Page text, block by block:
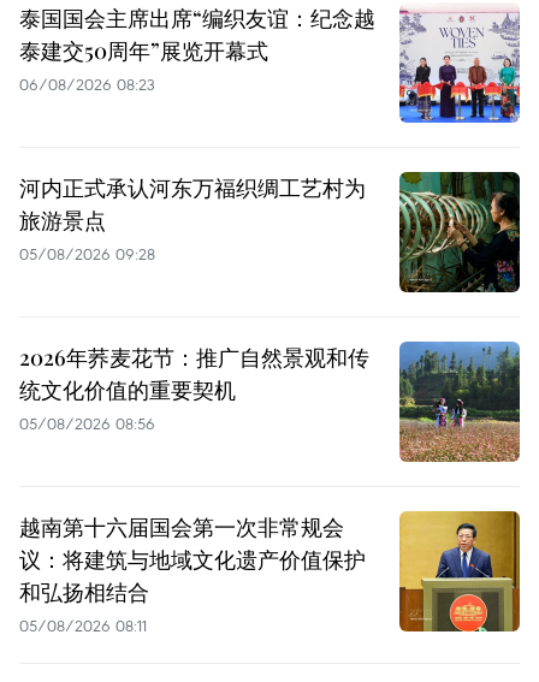
泰国国会主席出席“编织友谊：纪念越
泰建交50周年”展览开幕式
06/08/2026 08:23
河内正式承认河东万福织绸工艺村为
旅游景点
05/08/2026 09:28
2026年荞麦花节：推广自然景观和传
统文化价值的重要契机
05/08/2026 08:56
越南第十六届国会第一次非常规会
议：将建筑与地域文化遗产价值保护
和弘扬相结合
05/08/2026 08:11